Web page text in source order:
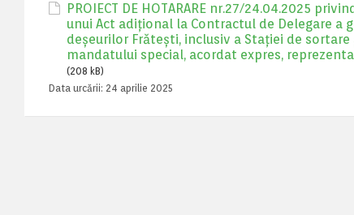
PROIECT DE HOTARARE nr.27/24.04.2025
unui Act adițional la Contractul de Delegare a
deșeurilor Frătești, inclusiv a Stației de
mandatului special, acordat expres,
(208 kB)
Data urcării: 24 aprilie 2025